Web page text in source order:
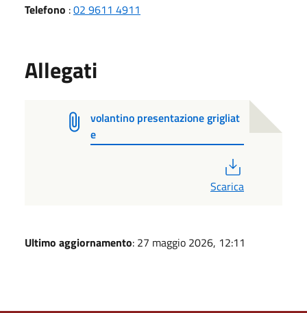
Telefono :02 9611 4911
Allegati
volantino presentazione grigliat
e
Scarica
Ultimo aggiornamento: 27 maggio 2026, 12:11